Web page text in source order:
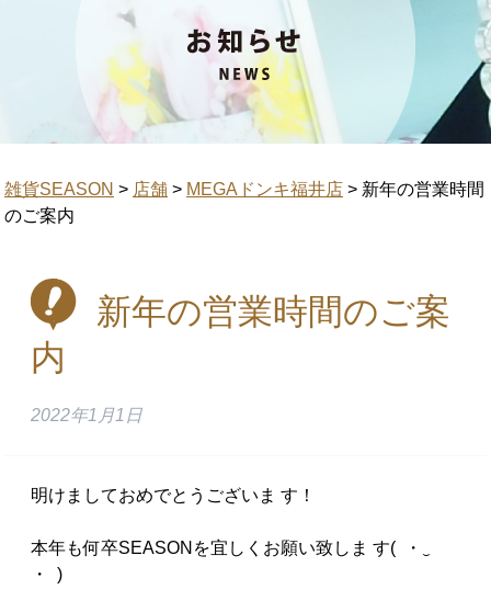
雑貨SEASON > 店舗 > MEGAドンキ福井店 > 新年の営業時間
のご案内
新年の営業時間のご案
内
2022年1月1日
明けましておめでとうございま す！
本年も何卒SEASONを宜しくお願い致しま す( ・‿
・ )